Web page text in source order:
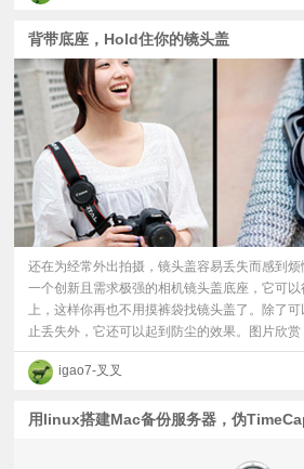
背带底座，Hold住你的镜头盖
还在为经常外出拍摄，镜头盖容易丢失而感到
一个创新且需求极强的相机镜头盖底座，它可
上，这样你再也不用摸裤袋找镜头盖了。除了
止丢失外，它还可以起到防尘的效果。图片欣赏
igao7-叉叉
用linux搭建Mac备份服务器，伪